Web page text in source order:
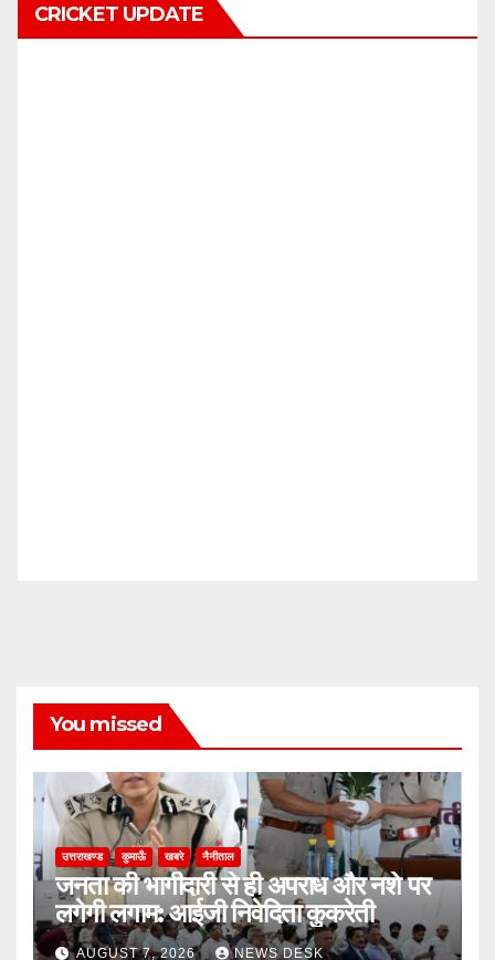
CRICKET UPDATE
You missed
उत्तराखण्ड कुमाऊँ खबरे नैनीताल
जनता की भागीदारी से ही अपराध और नशे पर
लगेगी लगाम: आईजी निवेदिता कुकरेती
AUGUST 7, 2026 NEWS DESK